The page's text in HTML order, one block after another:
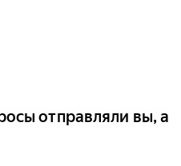
отправляли вы, а